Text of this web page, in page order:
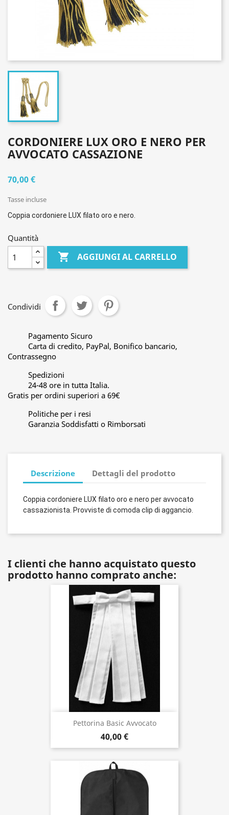
CORDONIERE LUX ORO E NERO PER
AVVOCATO CASSAZIONE
70,00 €
Tasse incluse
Coppia cordoniere LUX filato oro e nero.
Quantità
 AGGIUNGI AL CARRELLO
Condividi
Pagamento Sicuro
Carta di credito, PayPal, Bonifico bancario,
Contrassegno
Spedizioni
24-48 ore in tutta Italia.
Gratis per ordini superiori a 69€
Politiche per i resi
Garanzia Soddisfatti o Rimborsati
Descrizione Dettagli del prodotto
Coppia cordoniere LUX filato oro e nero per avvocato
cassazionista. Provviste di comoda clip di aggancio.
I clienti che hanno acquistato questo
prodotto hanno comprato anche:
Pettorina Basic Avvocato
40,00 €